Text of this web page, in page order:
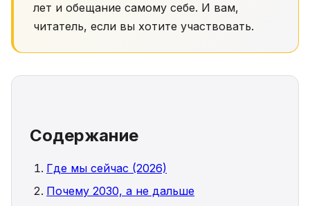
лет и обещание самому себе. И вам,
читатель, если вы хотите участвовать.
Содержание
Где мы сейчас (2026)
Почему 2030, а не дальше